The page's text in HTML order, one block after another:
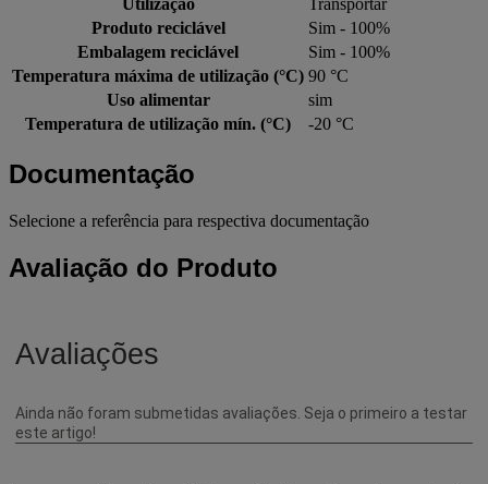
Utilização
Transportar
Produto reciclável
Sim - 100%
Embalagem reciclável
Sim - 100%
Temperatura máxima de utilização (°C) 90 °C
Uso alimentar
sim
Temperatura de utilização mín. (°C)
-20 °C
Documentação
Selecione a referência para respectiva documentação
Avaliação do Produto